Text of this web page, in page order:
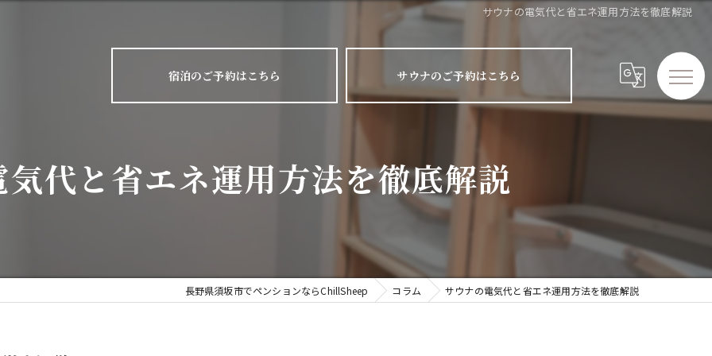
サウナの電気代と省エネ運用方法を徹底解説
宿泊のご予約はこちら サウナのご予約はこちら
代と省エネ運用方法を徹底解説
長野県須坂市でペンションならChillSheep コラム サウナの電気代と省エネ運用方法を徹底解説